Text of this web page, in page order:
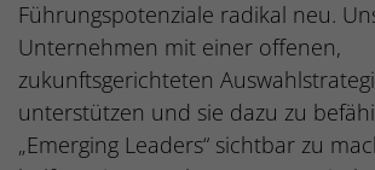
Führungspotenziale radikal neu.
Unternehmen mit einer offenen,
zukunftsgerichteten
unterstützen und sie dazu zu
„Emerging Leaders“ sichtbar zu